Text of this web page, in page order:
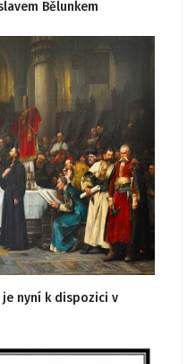
Bělunkem
je nyní k dispozici v